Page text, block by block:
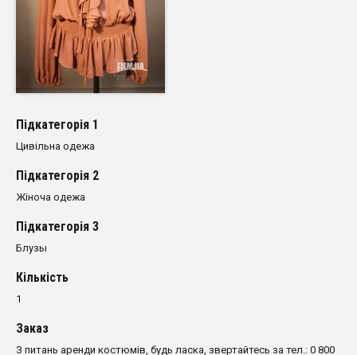
Пiдкатегорiя 1
Цивільна одежа
Пiдкатегорiя 2
Жіноча одежа
Пiдкатегорiя 3
Блузы
Кількість
1
Заказ
З питань аренди костюмів, будь ласка, звертайтесь за тел.: 0 800